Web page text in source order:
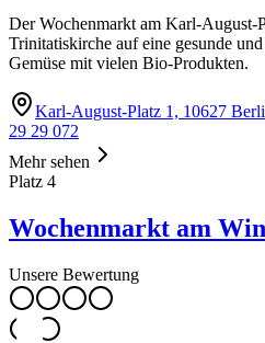
Der Wochenmarkt am Karl-August-
Trinitatiskirche auf eine gesunde
Gemüse mit vielen Bio-Produkten.
Karl-August-Platz 1, 10627
29 29 072
Mehr sehen
Platz 4
Wochenmarkt am
Unsere Bewertung